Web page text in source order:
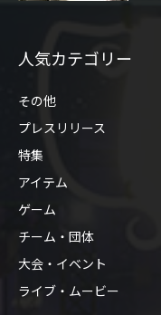
人気カテゴリー
その他
プレスリリース
特集
アイテム
ゲーム
チーム・団体
大会・イベント
ライブ・ムービー